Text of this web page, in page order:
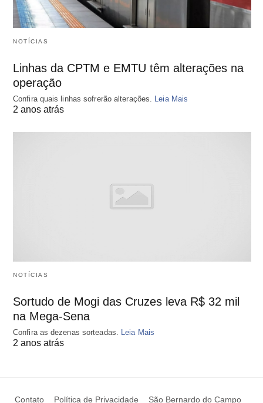
NOTÍCIAS
Linhas da CPTM e EMTU têm alterações na
operação
Confira quais linhas sofrerão alterações. Leia Mais
2 anos atrás
NOTÍCIAS
Sortudo de Mogi das Cruzes leva R$ 32 mil
na Mega-Sena
Confira as dezenas sorteadas. Leia Mais
2 anos atrás
Contato Política de Privacidade São Bernardo do Campo